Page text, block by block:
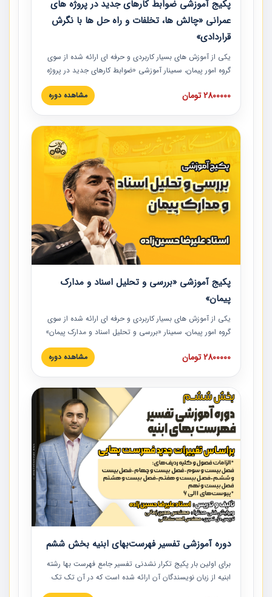
پکیج آموزشی ضوابط کارهای جدید در پروژه های
عمرانی «چالش ها، تخلفات و راه حل ها با نگرش
قراردادی»
یکی از آموزش‏‏‏‏‏‏ های بسیار کاربردی و حرفه‏ ای ارائه شده از سوی
گروه امور پیمان، سمینار آموزشی «ضوابط کارهای جدید در پروژه
های عمرانی» چالش ها، تخلفات و راه حل ها با نگرش قراردادی
است که در محل سندیکای شرکت های ساختمانی کشور ارائه شد.
مدارک پیمان به همراه تجربیات عملی ارائه شده است.
2800000 تومان مشاهده دوره
پکیج آموزشی «بررسی و تحلیل اسناد و مدارک
پیمان»
یکی از آموزش‏‏‏‏‏‏ های بسیار کاربردی و حرفه‏ ای ارائه شده از سوی
گروه امور پیمان، سمینار «بررسی و تحلیل اسناد و مدارک پیمان»
است که در دانشگاه صنعتی شریف ارائه شد. در این آموزش
نکات کلیدی مربوط به اسناد و مدارک پیمان، اولویت بندی اسناد
پیمان به همراه تجربیات عملی در این خصوص ارائه شده است.
2800000 تومان مشاهده دوره
دوره آموزشی تفسیر فهرست‌بهای ابنیه بخش ششم
برای اولین بار پکیج تکرار نشدنی تفسیر جامع فهرست بها رشته
ابنیه از زبان نویسندگان آن ارائه شده است که در آن تک تک
ردیف ها و مطالب فهرست بها تفسیر و ارائه شده است. این